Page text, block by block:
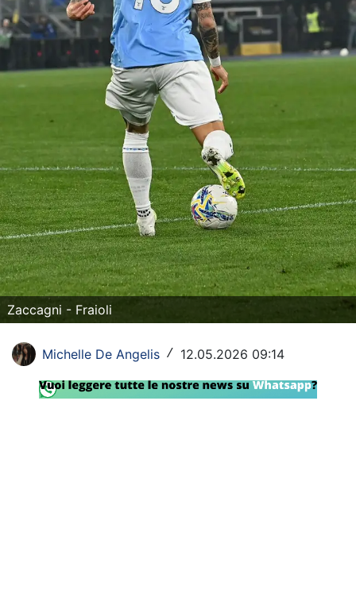
Vela
SHOP LAZIO
Zaccagni - Fraioli
Michelle De Angelis / 12.05.2026 09:14